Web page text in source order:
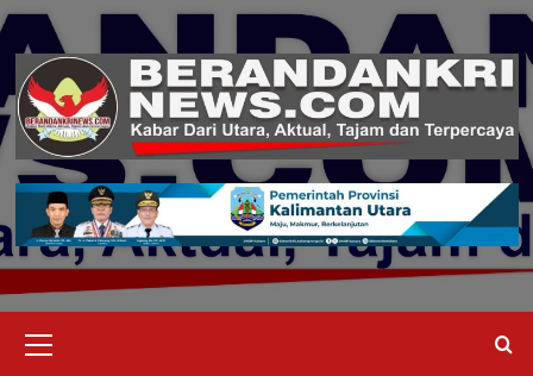
Skip
content
Menu